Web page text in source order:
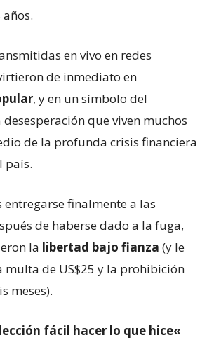
en vivo en redes
de inmediato en
, y en un símbolo del
que viven muchos
de la profunda crisis financiera
país.
entregarse finalmente a las
de haberse dado a la fuga,
la libertad bajo fianza (y le
multa de US$25 y la prohibición
meses).
fácil hacer lo que hice«